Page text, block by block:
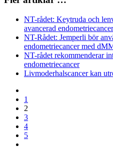
NT-rådet: Keytruda och
avancerad
NT-Rådet: Jemperli bör
endometriecancer med
NT-rådet rekommenderar
endometriecancer
Livmoderhalscancer kan
1
2
3
4
5